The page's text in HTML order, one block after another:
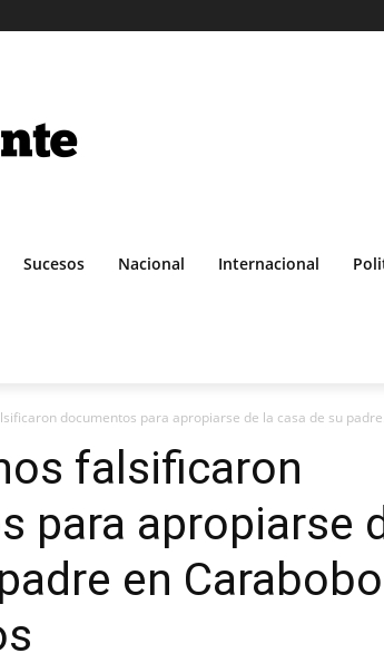
Sucesos Nacional Internacional
documentos para apropiarse de la casa de su
falsificaron
para apropiarse
en